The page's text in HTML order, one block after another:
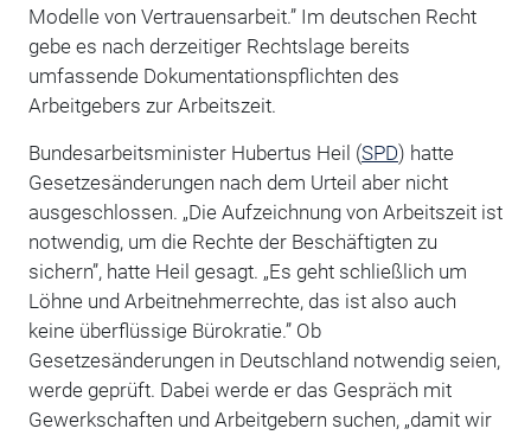
Modelle von Vertrauensarbeit.” Im deutschen Recht
gebe es nach derzeitiger Rechtslage bereits
umfassende Dokumentationspflichten des
Arbeitgebers zur Arbeitszeit.
Bundesarbeitsminister Hubertus Heil (SPD) hatte
Gesetzesänderungen nach dem Urteil aber nicht
ausgeschlossen. „Die Aufzeichnung von Arbeitszeit ist
notwendig, um die Rechte der Beschäftigten zu
sichern”, hatte Heil gesagt. „Es geht schließlich um
Löhne und Arbeitnehmerrechte, das ist also auch
keine überflüssige Bürokratie.” Ob
Gesetzesänderungen in Deutschland notwendig seien,
werde geprüft. Dabei werde er das Gespräch mit
Gewerkschaften und Arbeitgebern suchen, „damit wir